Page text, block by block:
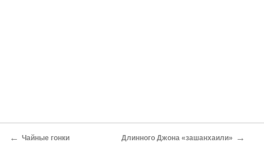
← Чайные гонки Длинного Джона «зашанхаили» →